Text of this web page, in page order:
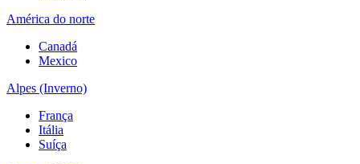
América do norte
Canadá
Mexico
Alpes (Inverno)
França
Itália
Suíça